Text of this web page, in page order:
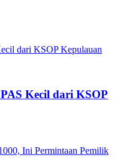
Kecil dari KSOP